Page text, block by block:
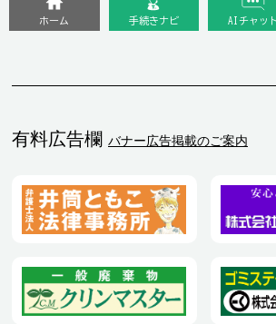
有料広告欄 バナー広告掲載のご案内
ホーム 手続きナビ AIチャット